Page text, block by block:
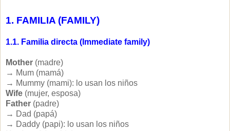
1. FAMILIA (FAMILY)
1.1. Familia directa (Immediate family)
Mother (madre)
→ Mum (mamá)
→ Mummy (mami): lo usan los niños
Wife (mujer, esposa)
Father (padre)
→ Dad (papá)
→ Daddy (papi): lo usan los niños